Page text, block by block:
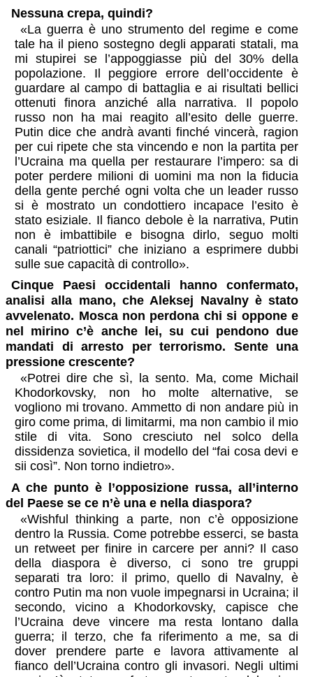
Nessuna crepa, quindi?
«La guerra è uno strumento del regime e come
tale ha il pieno sostegno degli apparati statali, ma
mi stupirei se l’appoggiasse più del 30% della
popolazione. Il peggiore errore dell’occidente è
guardare al campo di battaglia e ai risultati bellici
ottenuti finora anziché alla narrativa. Il popolo
russo non ha mai reagito all’esito delle guerre.
Putin dice che andrà avanti finché vincerà, ragion
per cui ripete che sta vincendo e non la partita per
l’Ucraina ma quella per restaurare l’impero: sa di
poter perdere milioni di uomini ma non la fiducia
della gente perché ogni volta che un leader russo
si è mostrato un condottiero incapace l’esito è
stato esiziale. Il fianco debole è la narrativa, Putin
non è imbattibile e bisogna dirlo, seguo molti
canali “patriottici” che iniziano a esprimere dubbi
sulle sue capacità di controllo».
Cinque Paesi occidentali hanno confermato,
analisi alla mano, che Aleksej Navalny è stato
avvelenato. Mosca non perdona chi si oppone e
nel mirino c’è anche lei, su cui pendono due
mandati di arresto per terrorismo. Sente una
pressione crescente?
«Potrei dire che sì, la sento. Ma, come Michail
Khodorkovsky, non ho molte alternative, se
vogliono mi trovano. Ammetto di non andare più in
giro come prima, di limitarmi, ma non cambio il mio
stile di vita. Sono cresciuto nel solco della
dissidenza sovietica, il modello del “fai cosa devi e
sii così”. Non torno indietro».
A che punto è l’opposizione russa, all’interno
del Paese se ce n’è una e nella diaspora?
«Wishful thinking a parte, non c’è opposizione
dentro la Russia. Come potrebbe esserci, se basta
un retweet per finire in carcere per anni? Il caso
della diaspora è diverso, ci sono tre gruppi
separati tra loro: il primo, quello di Navalny, è
contro Putin ma non vuole impegnarsi in Ucraina; il
secondo, vicino a Khodorkovsky, capisce che
l’Ucraina deve vincere ma resta lontano dalla
guerra; il terzo, che fa riferimento a me, sa di
dover prendere parte e lavora attivamente al
fianco dell’Ucraina contro gli invasori. Negli ultimi